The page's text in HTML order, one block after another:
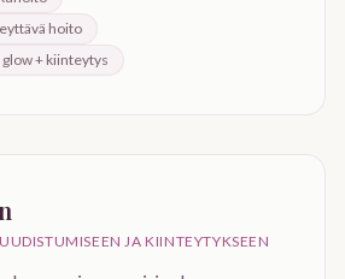
hoito
+ kiinteytys
JA KIINTEYTYKSEEN